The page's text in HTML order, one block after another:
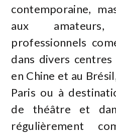
contemporaine,
aux
professionnels
dans divers
en Chine et au
Paris ou à
de théâtre et
régulièrement